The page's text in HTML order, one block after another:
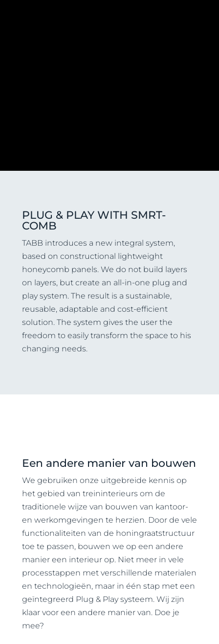
PLUG & PLAY WITH SMRT-
COMB
TABB introduces a new integral system,
based on constructional lightweight
honeycomb panels. We do not build layers
on layers, but create an all-in-one plug and
play system. The result is a sustainable,
reusable, adaptable and cost-efficient
solution. The system gives the user the
freedom to easily transform the space to his
changing needs.
Een andere manier van bouwen
We gebruiken onze uitgebreide kennis op
het gebied van treininterieurs om de
traditionele wijze van bouwen van kantoor-
en werkomgevingen te herzien. Door de vele
functionaliteiten van de honingraatstructuur
toe te passen, bouwen we op een andere
manier een interieur op. Niet meer in vele
processtappen met verschillende materialen
en technologieën, maar in één stap met een
geïntegreerd Plug & Playsysteem. Wij zijn
klaar voor een andere manier van. Doe je
mee?